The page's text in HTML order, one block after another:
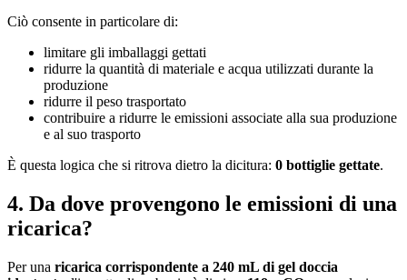
Ciò consente in particolare di:
limitare gli imballaggi gettati
ridurre la quantità di materiale e acqua utilizzati durante la
produzione
ridurre il peso trasportato
contribuire a ridurre le emissioni associate alla sua produzione
e al suo trasporto
È questa logica che si ritrova dietro la dicitura: 0 bottiglie gettate.
4. Da dove provengono le emissioni di una
ricarica?
Per una ricarica corrispondente a 240 mL di gel doccia